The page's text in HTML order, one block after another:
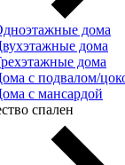
дома
дома
дома
с подвалом/
с мансардой
спален